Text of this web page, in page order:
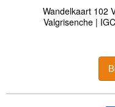
Wandelkaart 102
Valgrisenche |